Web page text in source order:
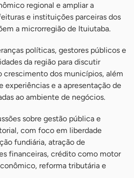
regional e ampliar a
e instituições parceiras dos
a microrregião de Ituiutaba.
políticas, gestores públicos e
da região para discutir
crescimento dos municípios, além
experiências e a apresentação de
ao ambiente de negócios.
sobre gestão pública e
com foco em liberdade
fundiária, atração de
financeiras, crédito como motor
reforma tributária e